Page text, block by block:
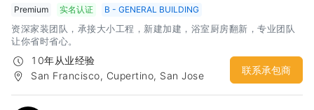
Premium
实名认证 B - GENERAL BUILDING
资深家装团队，承接大小工程，新建加建，浴室厨房翻新，专业团队
让你省时省心。
10年从业经验
San Francisco, Cupertino, San Jose
联系承包商